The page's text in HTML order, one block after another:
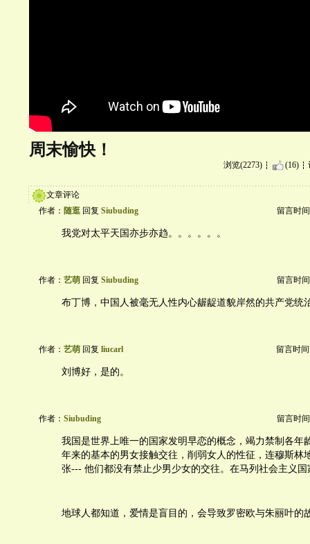
周末愉快！
浏览(2273) (16)
文章评论
作者： 随逛 回复 Siubuding 留言时
我党对太平天国亦步亦趋。。。。。。
作者： 艺萌 回复 Siubuding 留言时
布丁博，中国人被毫无人性内心龌龊道貌岸然的共产党统
作者： 艺萌 回复 liucarl 留言时间
刘博好，是的。
作者： Siubuding 留言时
我国是世界上唯一的国家发明早恋的概念，竭力禁制各年
年来的基本的男女接触交往，削弱女人的性征，连穆斯林
张--- 他们都没有禁止少男少女的交往。在马列社会主义
地球人都知道，爱情是盲目的，会导致罗密欧与朱丽叶的